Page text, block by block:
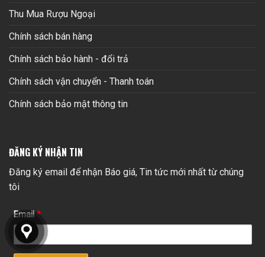
Thu Mua Rượu Ngoại
Chính sách bán hàng
Chính sách bảo hành - đổi trả
Chính sách vận chuyển - Thanh toán
Chính sách bảo mật thông tin
ĐĂNG KÝ NHẬN TIN
Đăng ký email để nhận Báo giá, Tin tức mới nhất từ chúng
tôi
Email*